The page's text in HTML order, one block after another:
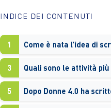
INDICE DEI CONTENUTI
1
3
5